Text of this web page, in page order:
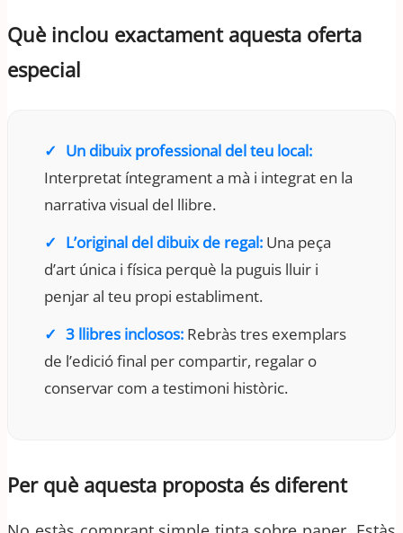
Què inclou exactament aquesta oferta
especial
Un dibuix professional del teu local:
Interpretat íntegrament a mà i integrat en la
narrativa visual del llibre.
L’original del dibuix de regal: Una peça
d’art única i física perquè la puguis lluir i
penjar al teu propi establiment.
3 llibres inclosos: Rebràs tres exemplars
de l’edició final per compartir, regalar o
conservar com a testimoni històric.
Per què aquesta proposta és diferent